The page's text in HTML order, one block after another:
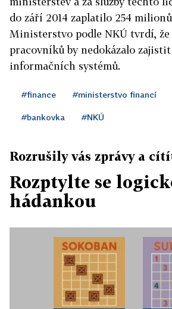
do září 2014 zaplatilo 254
Ministerstvo podle NKÚ tvrdí, že
pracovníků by nedokázalo
informačních systémů.
#finance #ministerstvo financí
#bankovka #NKÚ
Rozrušily vás zprávy a
Rozptylte se
hádankou